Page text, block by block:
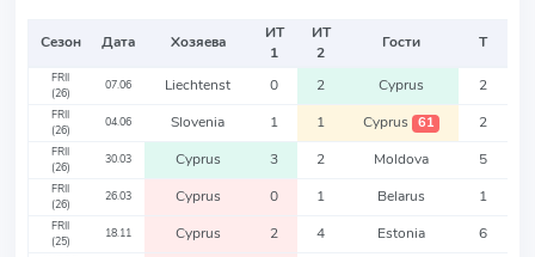
Сезон Дата Хозяева
ИТ
1
ИТ
2
Гости Т
FRII
(26)
07.06 Liechtenst 0 2 Cyprus 2
FRII
(26)
04.06 Slovenia 1 1 Cyprus 61 2
FRII
(26)
30.03 Cyprus 3 2 Moldova 5
FRII
(26)
26.03 Cyprus 0 1 Belarus 1
FRII
(25)
18.11 Cyprus 2 4 Estonia 6